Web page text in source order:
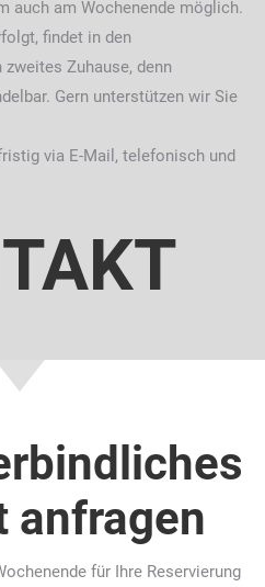
auch am Wochenende möglich.
findet in den
Zuhause, denn
Gern unterstützen wir Sie
via E-Mail, telefonisch und
anfragen
für Ihre Reservierung